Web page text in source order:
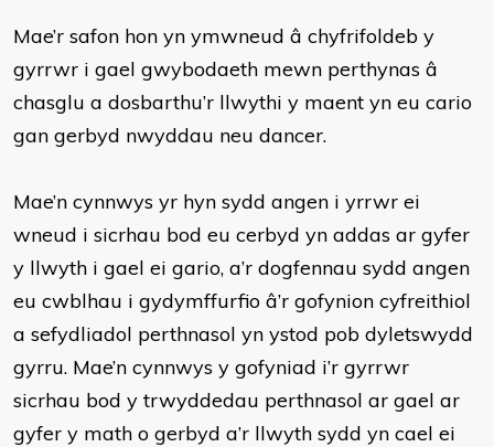
Mae’r safon hon yn ymwneud â chyfrifoldeb y
gyrrwr i gael gwybodaeth mewn perthynas â
chasglu a dosbarthu’r llwythi y maent yn eu cario
gan gerbyd nwyddau neu dancer.
Mae’n cynnwys yr hyn sydd angen i yrrwr ei
wneud i sicrhau bod eu cerbyd yn addas ar gyfer
y llwyth i gael ei gario, a’r dogfennau sydd angen
eu cwblhau i gydymffurfio â’r gofynion cyfreithiol
a sefydliadol perthnasol yn ystod pob dyletswydd
gyrru. Mae’n cynnwys y gofyniad i’r gyrrwr
sicrhau bod y trwyddedau perthnasol ar gael ar
gyfer y math o gerbyd a’r llwyth sydd yn cael ei